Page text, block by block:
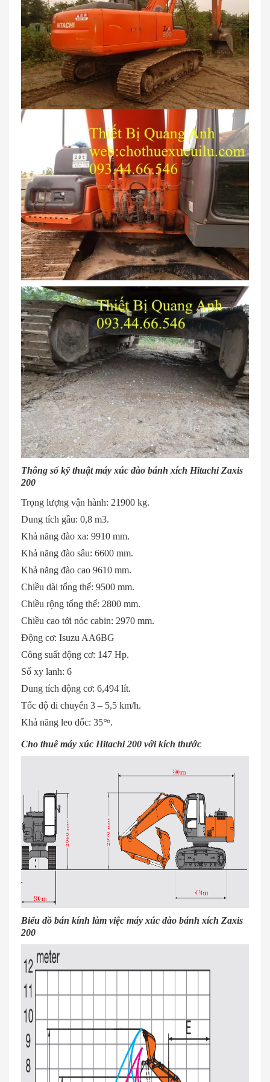
Thông số kỹ thuật máy xúc đào bánh xích Hitachi Zaxis
200
Trọng lượng vận hành: 21900 kg.
Dung tích gầu: 0,8 m3.
Khả năng đào xa: 9910 mm.
Khả năng đào sâu: 6600 mm.
Khả năng đào cao 9610 mm.
Chiều dài tổng thể: 9500 mm.
Chiều rộng tổng thể: 2800 mm.
Chiều cao tới nóc cabin: 2970 mm.
Động cơ: Isuzu AA6BG
Công suất động cơ: 147 Hp.
Số xy lanh: 6
Dung tích động cơ: 6,494 lít.
Tốc độ di chuyển 3 – 5,5 km/h.
Khả năng leo dốc: 35° .
Cho thuê máy xúc Hitachi 200 với kích thước
Biểu đồ bán kính làm việc máy xúc đào bánh xích Zaxis
200